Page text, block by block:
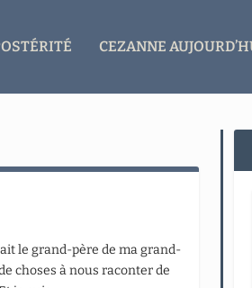
CEZANNE
le grand-père de ma grand-
choses à nous raconter de